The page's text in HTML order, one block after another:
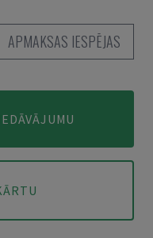
APMAKSAS IESPĒJAS